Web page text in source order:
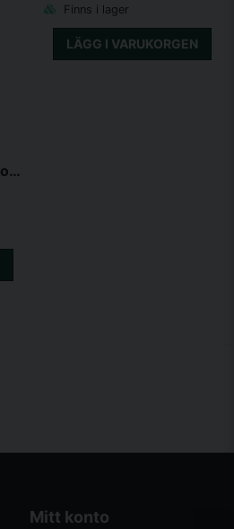
Digital Easy Care Termometer med signalton
Finns i lager
LÄGG I VARUKORGEN
Mitt konto